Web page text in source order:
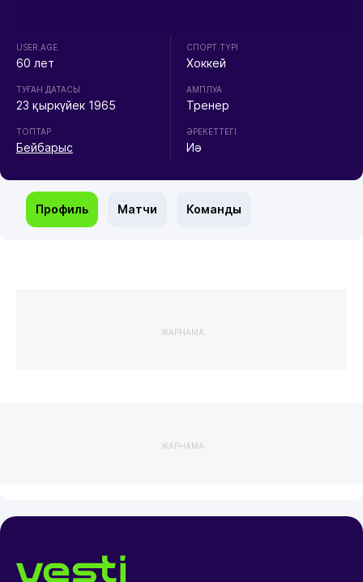
USER.AGE
60 лет
ТУҒАН ДАТАСЫ
23 қыркүйек 1965
ТОПТАР
Бейбарыс
СПОРТ ТҮРІ
Хоккей
АМПЛУА
Тренер
ӘРЕКЕТТЕГІ
Иә
Профиль Матчи Команды
ЖАРНАМА
ЖАРНАМА